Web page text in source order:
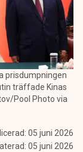
prisdumpningen
träffade Kinas
Pool Photo via
05 juni 2026
05 juni 2026